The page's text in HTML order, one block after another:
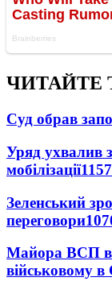
ЧИТАЙТЕ
Суд обрав
Уряд ухвалив
мобілізації
Зеленський
переговори
Майора ВСП
військовому